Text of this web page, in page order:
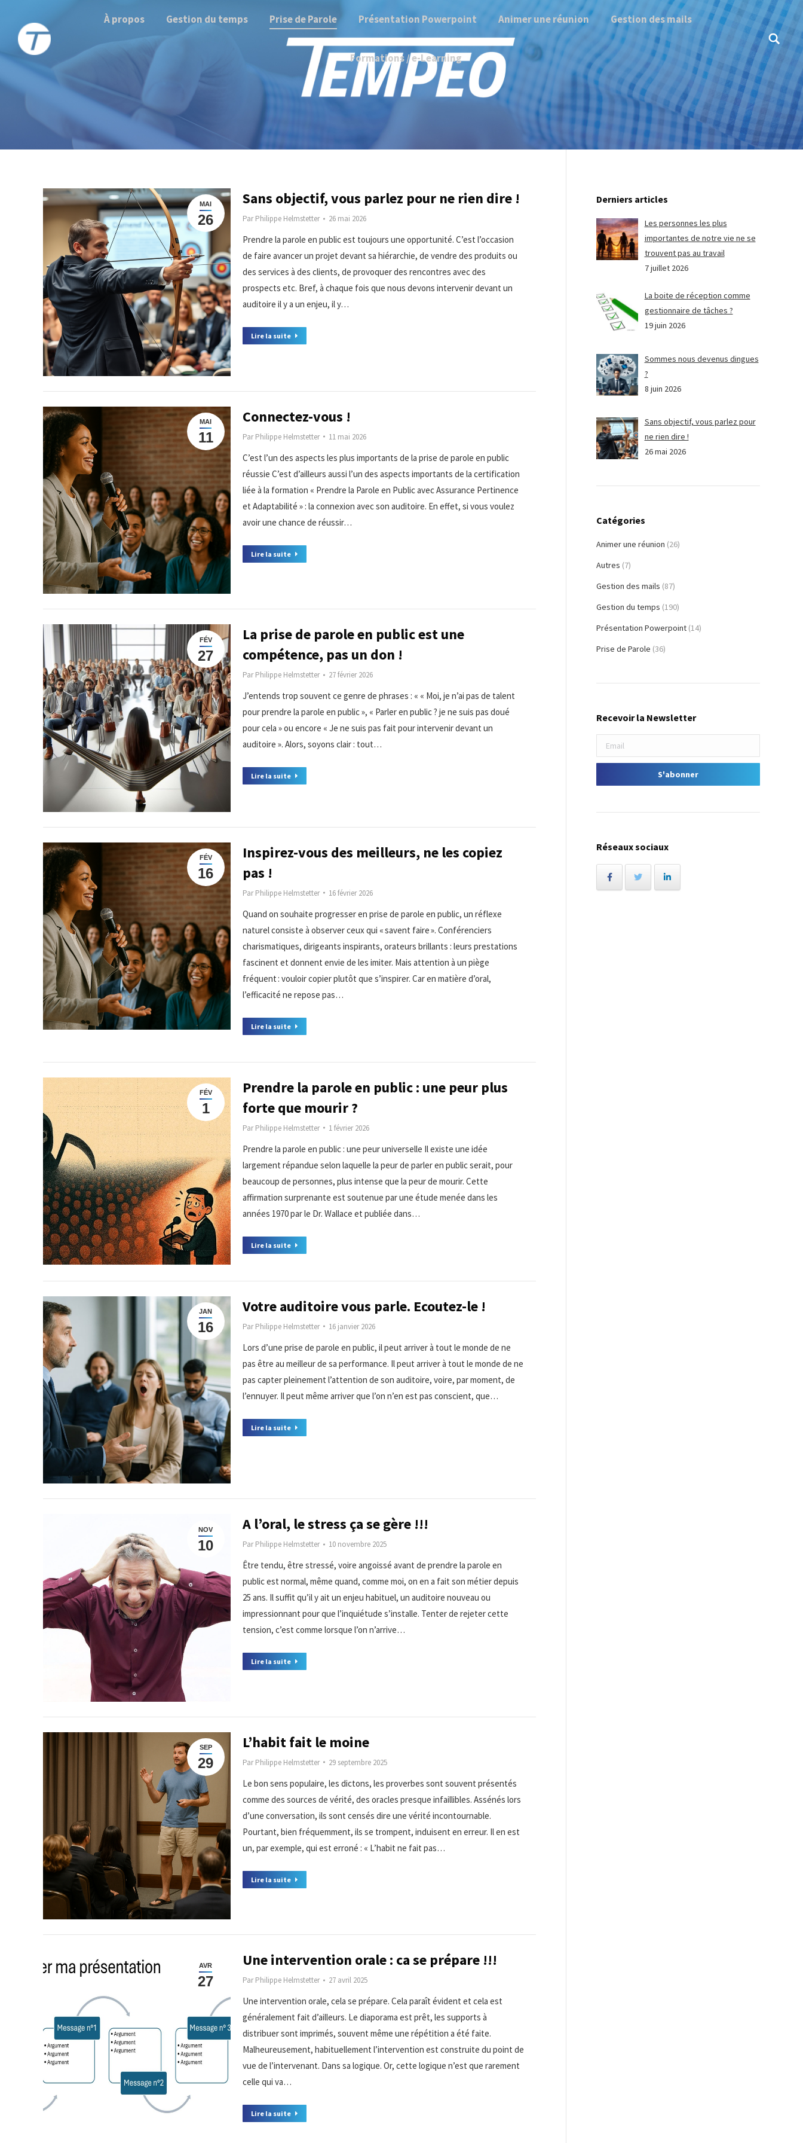
À propos Gestion du temps Prise de Parole Présentation Powerpoint Animer une réunion Gestion des mails
Formations / e-Learning
Search:
MAI
26
Sans objectif, vous parlez pour ne rien dire !
ParPhilippe Helmstetter 26 mai 2026
Prendre la parole en public est toujours une opportunité. C’est l’occasion
de faire avancer un projet devant sa hiérarchie, de vendre des produits ou
des services à des clients, de provoquer des rencontres avec des
prospects etc. Bref, à chaque fois que nous devons intervenir devant un
auditoire il y a un enjeu, il y…
Lire la suite
MAI
11
Connectez-vous !
ParPhilippe Helmstetter 11 mai 2026
C’est l’un des aspects les plus importants de la prise de parole en public
réussie C’est d’ailleurs aussi l’un des aspects importants de la certification
liée à la formation « Prendre la Parole en Public avec Assurance Pertinence
et Adaptabilité » : la connexion avec son auditoire. En effet, si vous voulez
avoir une chance de réussir…
Lire la suite
FÉV
27
La prise de parole en public est une
compétence, pas un don !
ParPhilippe Helmstetter 27 février 2026
J’entends trop souvent ce genre de phrases : « « Moi, je n’ai pas de talent
pour prendre la parole en public », « Parler en public ? je ne suis pas doué
pour cela » ou encore « Je ne suis pas fait pour intervenir devant un
auditoire ». Alors, soyons clair : tout…
Lire la suite
FÉV
16
Inspirez-vous des meilleurs, ne les copiez
pas !
ParPhilippe Helmstetter 16 février 2026
Quand on souhaite progresser en prise de parole en public, un réflexe
naturel consiste à observer ceux qui « savent faire ». Conférenciers
charismatiques, dirigeants inspirants, orateurs brillants : leurs prestations
fascinent et donnent envie de les imiter. Mais attention à un piège
fréquent : vouloir copier plutôt que s’inspirer. Car en matière d’oral,
l’efficacité ne repose pas…
Lire la suite
FÉV
1
Prendre la parole en public : une peur plus
forte que mourir ?
ParPhilippe Helmstetter 1 février 2026
Prendre la parole en public : une peur universelle Il existe une idée
largement répandue selon laquelle la peur de parler en public serait, pour
beaucoup de personnes, plus intense que la peur de mourir. Cette
affirmation surprenante est soutenue par une étude menée dans les
années 1970 par le Dr. Wallace et publiée dans…
Lire la suite
JAN
16
Votre auditoire vous parle. Ecoutez-le !
ParPhilippe Helmstetter 16 janvier 2026
Lors d’une prise de parole en public, il peut arriver à tout le monde de ne
pas être au meilleur de sa performance. Il peut arriver à tout le monde de ne
pas capter pleinement l’attention de son auditoire, voire, par moment, de
l’ennuyer. Il peut même arriver que l’on n’en est pas conscient, que…
Lire la suite
NOV
10
A l’oral, le stress ça se gère !!!
ParPhilippe Helmstetter 10 novembre 2025
Être tendu, être stressé, voire angoissé avant de prendre la parole en
public est normal, même quand, comme moi, on en a fait son métier depuis
25 ans. Il suffit qu’il y ait un enjeu habituel, un auditoire nouveau ou
impressionnant pour que l’inquiétude s’installe. Tenter de rejeter cette
tension, c’est comme lorsque l’on n’arrive…
Lire la suite
SEP
29
L’habit fait le moine
ParPhilippe Helmstetter 29 septembre 2025
Le bon sens populaire, les dictons, les proverbes sont souvent présentés
comme des sources de vérité, des oracles presque infaillibles. Assénés lors
d’une conversation, ils sont censés dire une vérité incontournable.
Pourtant, bien fréquemment, ils se trompent, induisent en erreur. Il en est
un, par exemple, qui est erroné : « L’habit ne fait pas…
Lire la suite
AVR
27
Une intervention orale : ca se prépare !!!
ParPhilippe Helmstetter 27 avril 2025
Une intervention orale, cela se prépare. Cela paraît évident et cela est
généralement fait d’ailleurs. Le diaporama est prêt, les supports à
distribuer sont imprimés, souvent même une répétition a été faite.
Malheureusement, habituellement l’intervention est construite du point de
vue de l’intervenant. Dans sa logique. Or, cette logique n’est que rarement
celle qui va…
Lire la suite
Derniers articles
Les personnes les plus
importantes de notre vie ne se
trouvent pas au travail
7 juillet 2026
La boite de réception comme
gestionnaire de tâches ?
19 juin 2026
Sommes nous devenus dingues
?
8 juin 2026
Sans objectif, vous parlez pour
ne rien dire !
26 mai 2026
Catégories
Animer une réunion (26)
Autres (7)
Gestion des mails (87)
Gestion du temps (190)
Présentation Powerpoint (14)
Prise de Parole (36)
Recevoir la Newsletter
Réseaux sociaux